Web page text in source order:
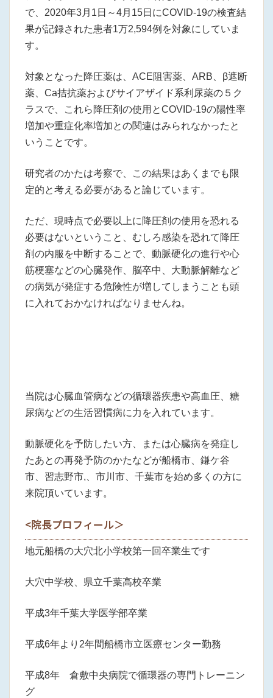
で、2020年3月1日～4月15日にCOVID-19の検査結
果が記録された患者1万2,594例を対象にしていま
す。
対象となった降圧薬は、ACE阻害薬、ARB、β遮断
薬、Ca拮抗薬およびサイアザイド系利尿薬の５ク
ラスで、これら降圧剤の使用とCOVID-19の陽性率
増加や重症化率増加との関連はみられなかったと
いうことです。
研究者のかたは考察で、この結果はあくまでも限
定的と考える必要があると論じています。
ただ、現時点で必要以上に降圧剤の使用を恐れる
必要はないということ、むしろ感染を恐れて降圧
剤の内服を中断することで、動脈硬化の進行や心
筋梗塞などの心臓発作、脳卒中、大動脈解離など
の病気が発症する危険性が増してしまうことも頭
に入れておかなければなりませんね。
当院は心臓血管病などの循環器疾患や高血圧、糖
尿病などの生活習慣病に力を入れています。
動脈硬化を予防したい方、または心臓病を発症し
たあとの再発予防のかたなどが船橋市、鎌ケ谷
市、習志野市,、市川市、千葉市を始め多くの方に
来院頂いています。
<院長プロフィール＞
地元船橋の大穴北小学校第一回卒業生です
大穴中学校、県立千葉高校卒業
平成3年千葉大学医学部卒業
平成6年より2年間船橋市立医療センター勤務
平成8年 倉敷中央病院で循環器の専門トレーニン
グ